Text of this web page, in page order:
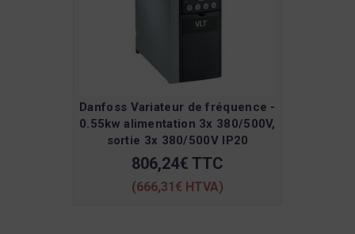
Danfoss Variateur de fréquence -
0.55kw alimentation 3x 380/500V,
sortie 3x 380/500V IP20
806,24€ TTC
(666,31€ HTVA)